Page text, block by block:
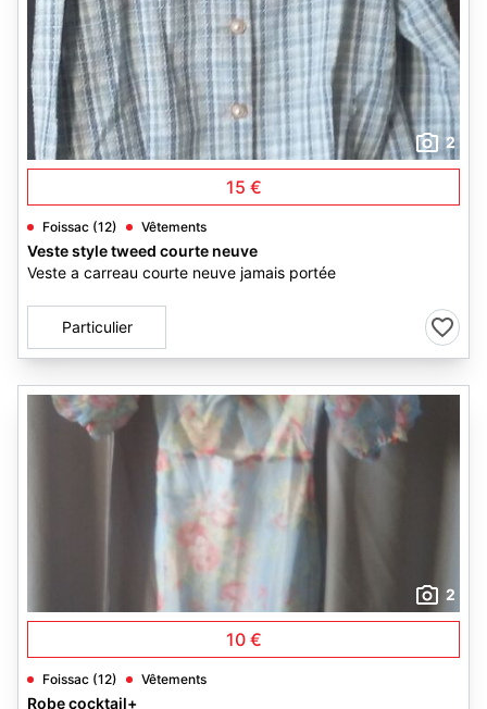
2
15 €
Foissac (12) Vêtements
Veste style tweed courte neuve
Veste a carreau courte neuve jamais portée
Particulier
2
10 €
Foissac (12) Vêtements
Robe cocktail+